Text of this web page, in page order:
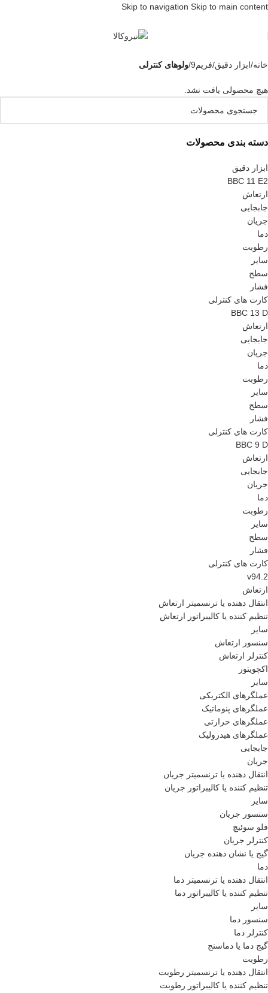
Skip to navigation Skip to main content
دسته بندی محصولات
ابزار دقیق
BBC 11 E2
ارتعاش
جابجایی
جریان
دما
رطوبت
سایر
سطح
فشار
کارت های کنترلی
BBC 13 D
ارتعاش
جابجایی
جریان
دما
رطوبت
سایر
سطح
فشار
کارت های کنترلی
BBC 9 D
ارتعاش
جابجایی
جریان
دما
رطوبت
سایر
سطح
فشار
کارت های کنترلی
v94.2
ارتعاش
انتقال دهنده یا ترنسمیتر ارتعاش
تنظیم کننده یا کالیبراتور ارتعاش
سایر
سنسور ارتعاش
کنترلر ارتعاش
اکچویتور
سایر
عملگرهای الکتریکی
عملگرهای پنوماتیک
عملگرهای حرارتی
عملگرهای هیدرولیک
جابجایی
جریان
انتقال دهنده یا ترنسمیتر جریان
تنظیم کننده یا کالیبراتور جریان
سایر
سنسور جریان
فلو سوئیچ
کنترلر جریان
گیج یا نشان دهنده جریان
دما
انتقال دهنده یا ترنسمیتر دما
تنظیم کننده یا کالیبراتور دما
سایر
سنسور دما
کنترلر دما
گیج دما یا دماسنج
رطوبت
انتقال دهنده یا ترنسمیتر رطوبت
تنظیم کننده یا کالیبراتور رطوبت
خانه/ابزار دقیق/فریم9 /ولوهای کنترلی
هیچ محصولی یافت نشد.